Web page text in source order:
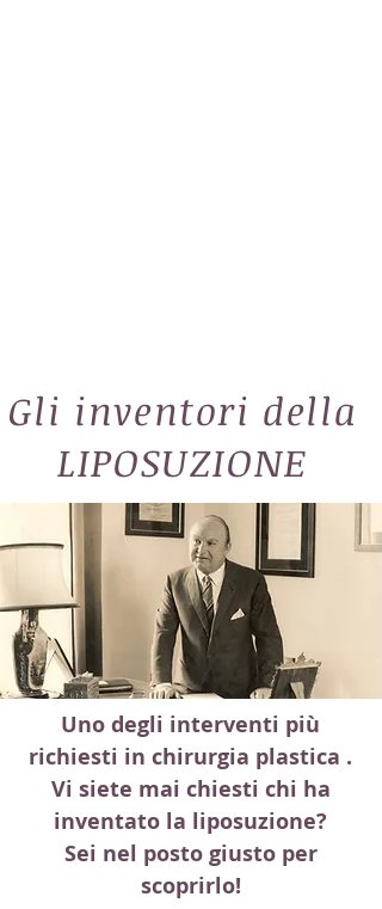
Uno degli interventi più
richiesti in chirurgia plastica .
Vi siete mai chiesti chi ha
inventato la liposuzione?
Sei nel posto giusto per
scoprirlo!
Gli inventori della
LIPOSUZIONE